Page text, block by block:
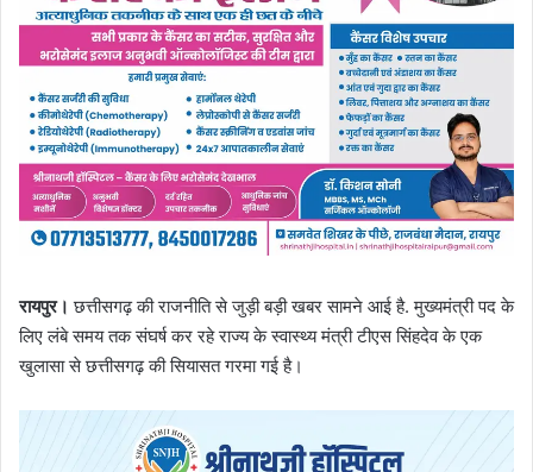
रायपुर। छत्तीसगढ़ की राजनीति से जुड़ी बड़ी खबर सामने आई है. मुख्यमंत्री पद के
लिए लंबे समय तक संघर्ष कर रहे राज्य के स्वास्थ्य मंत्री टीएस सिंहदेव के एक
खुलासा से छत्तीसगढ़ की सियासत गरमा गई है।